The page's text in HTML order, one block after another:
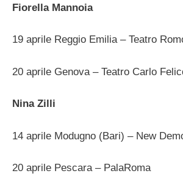
Fiorella Mannoia
19 aprile Reggio Emilia – Teatro
20 aprile Genova – Teatro Carlo
Nina Zilli
14 aprile Modugno (Bari) – New
20 aprile Pescara – PalaRoma